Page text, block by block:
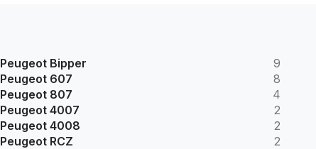
Peugeot Bipper
9
Peugeot 607
8
Peugeot 807
4
Peugeot 4007
2
Peugeot 4008
2
Peugeot RCZ
2